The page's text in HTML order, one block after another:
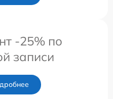
-25% по
записи